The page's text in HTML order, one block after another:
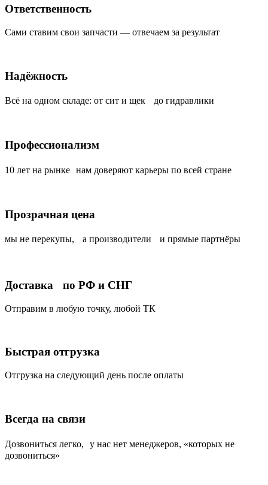
Ответственность
Сами ставим свои запчасти — отвечаем за результат
Надёжность
Всё на одном складе: от сит и щек до гидравлики
Профессионализм
10 лет на рынке нам доверяют карьеры по всей стране
Прозрачная цена
мы не перекупы, а производители и прямые партнёры
Доставка по РФ и СНГ
Отправим в любую точку, любой ТК
Быстрая отгрузка
Отгрузка на следующий день после оплаты
Всегда на связи
Дозвониться легко, у нас нет менеджеров, «которых не
дозвониться»